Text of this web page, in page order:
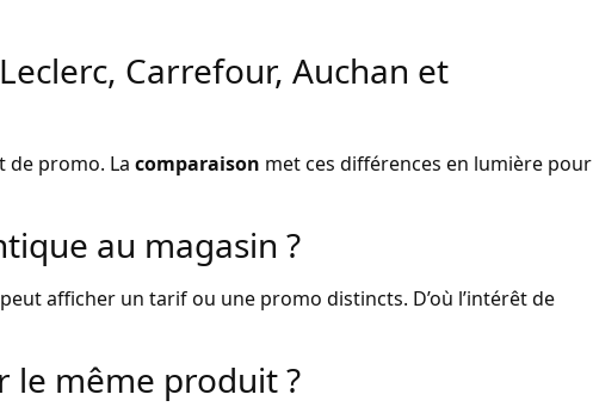
Carrefour, Auchan et
de promo. La comparaison met ces différences en lumière pour
au magasin ?
peut afficher un tarif ou une promo distincts. D’où l’intérêt de
le même produit ?